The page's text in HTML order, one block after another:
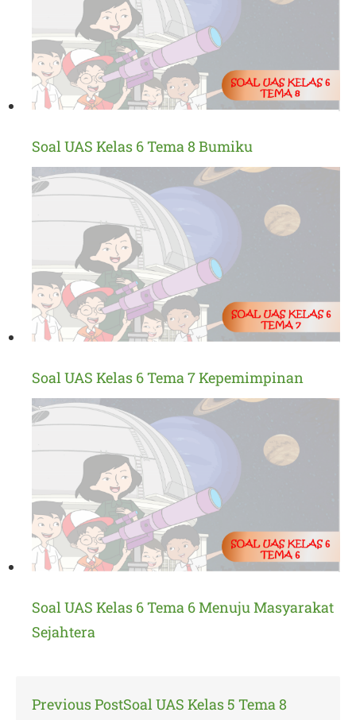
Soal UAS Kelas 6 Tema 8 Bumiku
Soal UAS Kelas 6 Tema 7 Kepemimpinan
Soal UAS Kelas 6 Tema 6 Menuju Masyarakat
Sejahtera
Post
Previous PostSoal UAS Kelas 5 Tema 8